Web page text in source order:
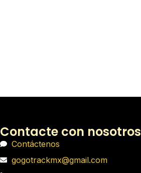
Contacte con nosotros
Contáctenos
gogotrackmx@gmail.com